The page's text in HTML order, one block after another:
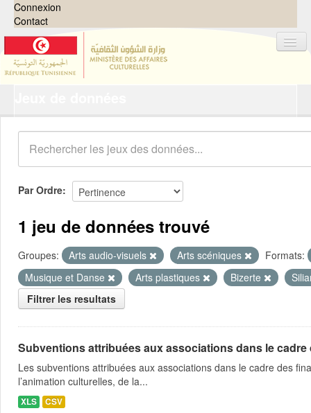
Connexion
Contact
Organisations
Groupes
Demandes 0
À propos
Par Ordre
1 jeu de données trouvé
Groupes: Arts audio-visuels Arts scéniques
Formats:
Musique et Danse
Arts plastiques Bizerte
Filtrer les resultats
Subventions attribuées aux associations dans le
Les subventions attribuées aux associations dans le cadre des
l’animation culturelles, de la...
XLS CSV